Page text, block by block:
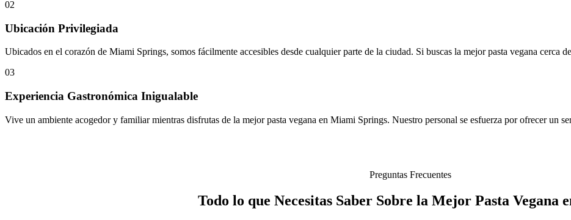
02
Ubicación Privilegiada
Ubicados en el corazón de Miami Springs, somos fácilmente accesibles desde cualquier parte de la ciudad. Si buscas la mejor pasta vegana cerca
03
Experiencia Gastronómica Inigualable
Vive un ambiente acogedor y familiar mientras disfrutas de la mejor pasta vegana en Miami Springs. Nuestro personal se esfuerza por ofrecer un
Preguntas Frecuentes
Todo lo que Necesitas Saber Sobre la Mejor Pasta Vegana